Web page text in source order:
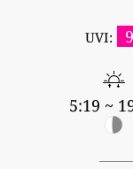
UVI: 9
5:19 ~